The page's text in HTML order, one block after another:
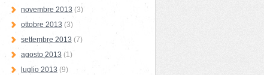
novembre 2013 (3)
ottobre 2013 (3)
settembre 2013 (7)
agosto 2013 (1)
luglio 2013 (9)